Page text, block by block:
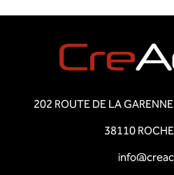
202 ROUTE DE LA
38110